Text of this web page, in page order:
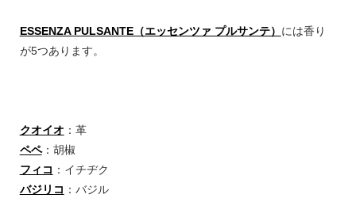
ESSENZA PULSANTE（エッセンツァ プルサンテ） には香り
が5つあります。
クオイオ ：革
ペペ：胡椒
フィコ ：イチヂク
バジリコ ：バジル